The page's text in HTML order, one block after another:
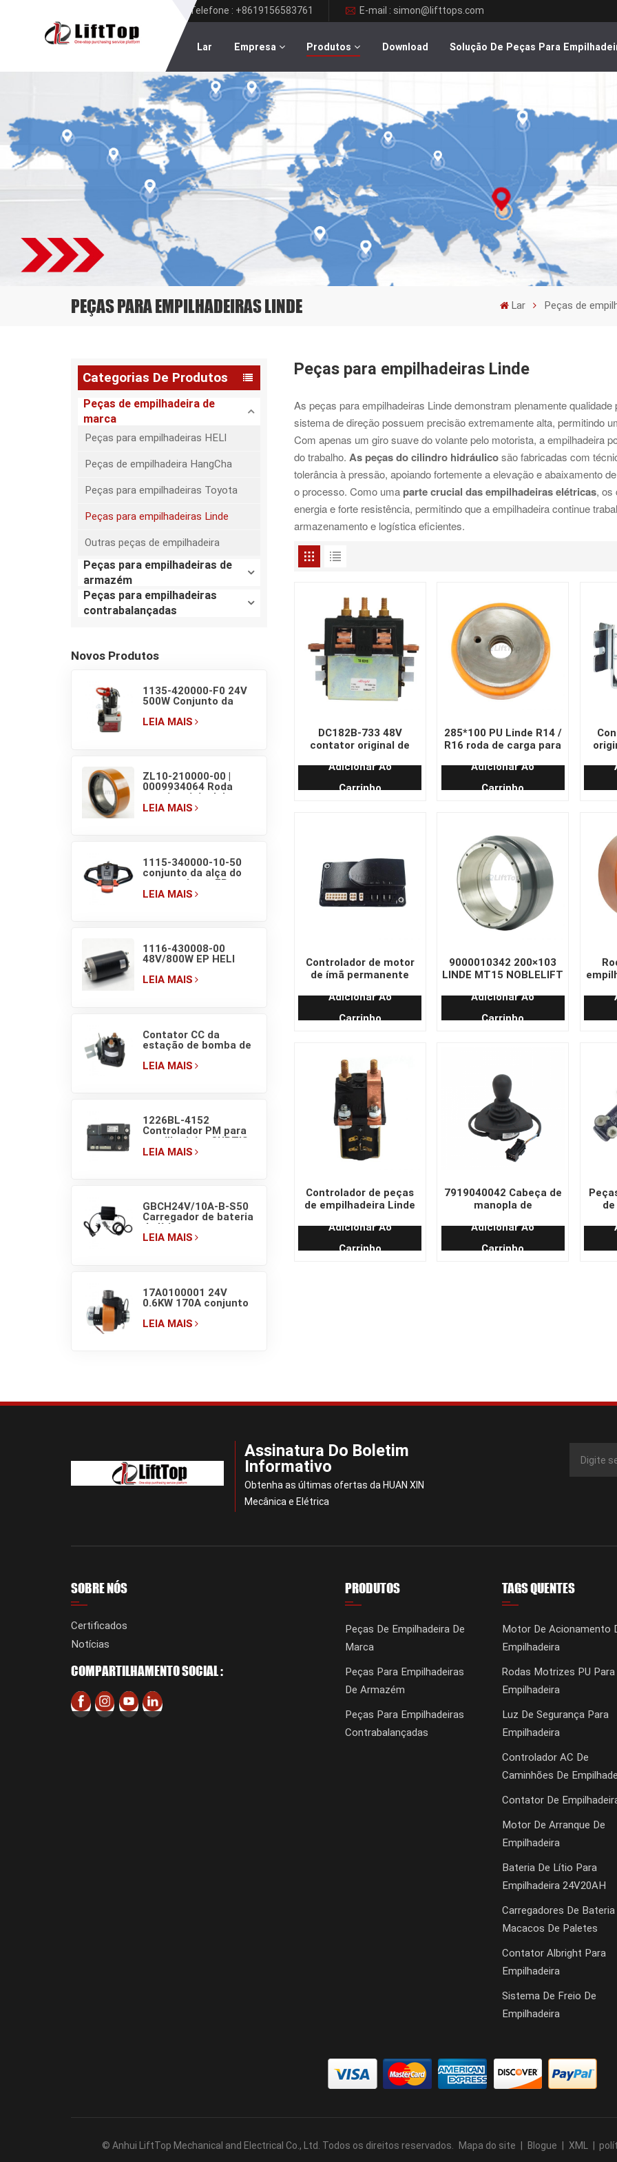
Telefone : +8619156583761 E-mail : simon@lifttops.com
Lar Empresa Produtos Download Solução De Peças Para
PEÇAS PARA EMPILHADEIRAS LINDE Lar Peças de
Categorias De Produtos
Peças de empilhadeira de
marca
Peças para empilhadeiras HELI
Peças de empilhadeira HangCha
Peças para empilhadeiras Toyota
Peças para empilhadeiras Linde
Outras peças de empilhadeira
Peças para empilhadeiras de
armazém
Peças para empilhadeiras
contrabalançadas
Novos Produtos
1135-420000-F0 24V
500W Conjunto da
potência hidráulica EP
LEIA MAIS
ZL10-210000-00 |
0009934064 Roda
motriz original do
porta-paletes elétrico
LEIA MAIS
1115-340000-10-50
conjunto da alça do
porta-paletes EP com
interruptores de visor
LEIA MAIS
1116-430008-00
48V/800W EP HELI
hidráulica do porta-
LEIA MAIS
Contator CC da
estação de bomba de
4801 (150A) 48V EP
LEIA MAIS
1226BL-4152
Controlador PM para
empilhadeira CURTIS
EP Forklift 36–48V
LEIA MAIS
GBCH24V/10A-B-S50
Carregador de bateria
de lítio para
empilhadeira com
LEIA MAIS
17A0100001 24V
0.6KW 170A conjunto
acionamento de
LEIA MAIS
Peças para empilhadeiras Linde
As peças para empilhadeiras Linde demonstram plenamente
sistema de direção possuem precisão extremamente alta, permitindo
Com apenas um giro suave do volante pelo motorista, a empilhadeira
do trabalho.As peças do cilindro hidráulicosão fabricadas com
tolerância à pressão, apoiando fortemente a elevação e abaixamento
o processo. Como uma parte crucial das empilhadeiras elétricas, os
energia e forte resistência, permitindo que a empilhadeira continue
armazenamento e logística eficientes.
DC182B-733 48V
contator original de
Linde
Adicionar Ao
Carrinho
285*100 PU Linde R14 /
R16 roda de carga para
Adicionar Ao
Carrinho
Controlador de motor
de ímã permanente
elétrica CURTIS 1212P-
2502 24V 90A
Adicionar Ao
Carrinho
9000010342 200×103
LINDE MT15 NOBLELIFT
paleteira elétrica com
12 furos
Adicionar Ao
Carrinho
Controlador de peças
de empilhadeira Linde
SW215-17 48V
Adicionar Ao
Carrinho
7919040042 Cabeça de
manopla de
original
Adicionar Ao
Carrinho
Assinatura Do Boletim
Informativo
Obtenha as últimas ofertas da HUAN XIN
Mecânica e Elétrica
SOBRE NÓS
Certificados
Notícias
COMPARTILHAMENTO SOCIAL :
PRODUTOS
Peças De Empilhadeira De
Marca
Peças Para Empilhadeiras
De Armazém
Peças Para Empilhadeiras
Contrabalançadas
TAGS QUENTES
Motor De Acionamento
Empilhadeira
Rodas Motrizes PU Para
Empilhadeira
Luz De Segurança Para
Empilhadeira
Controlador AC De
Caminhões De
Contator De
Motor De Arranque De
Empilhadeira
Bateria De Lítio Para
Empilhadeira 24V20AH
Carregadores De
Macacos De Paletes
Contator Albright Para
Empilhadeira
Sistema De Freio De
Empilhadeira
© Anhui LiftTop Mechanical and Electrical Co., Ltd. Todos os direitos reservados. Mapa do site Blogue XML